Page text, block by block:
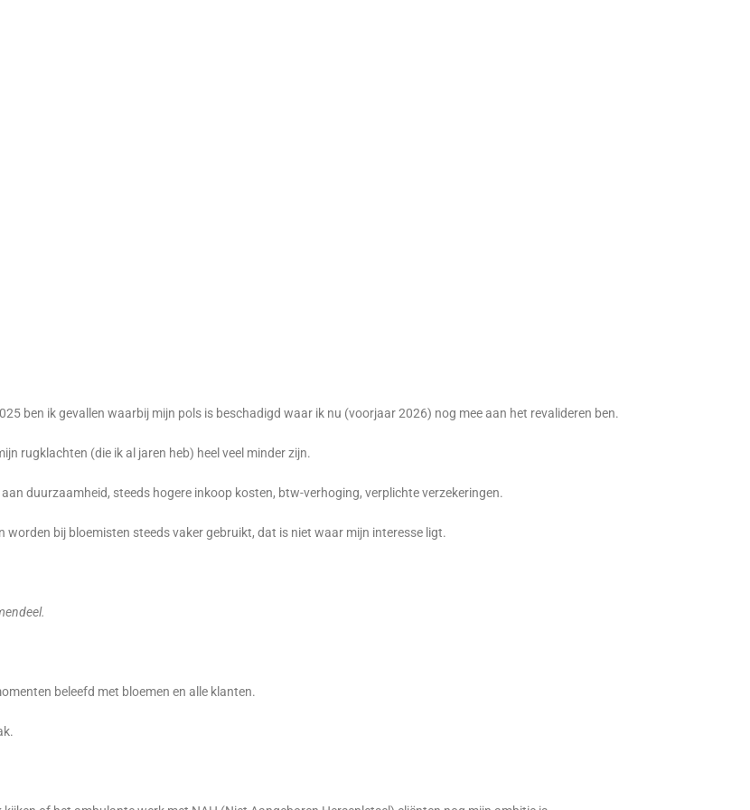
ben ik gevallen waarbij mijn pols is beschadigd waar ik nu (voorjaar 2026) nog mee aan het revalideren ben.
rugklachten (die ik al jaren heb) heel veel minder zijn.
duurzaamheid, steeds hogere inkoop kosten, btw-verhoging, verplichte verzekeringen.
bij bloemisten steeds vaker gebruikt, dat is niet waar mijn interesse ligt.
beleefd met bloemen en alle klanten.